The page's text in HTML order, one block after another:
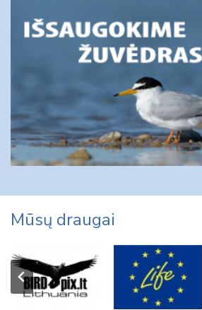
Mūsų draugai